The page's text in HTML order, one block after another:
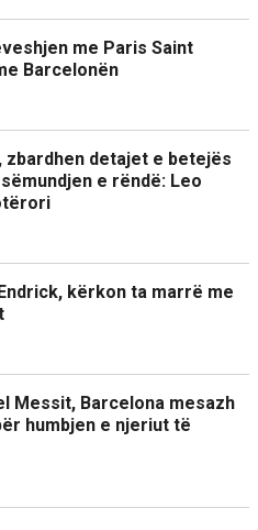
me Paris Saint
Barcelonën
zbardhen detajet e betejës
e rëndë: Leo
kërkon ta marrë me
Messit, Barcelona mesazh
humbjen e njeriut të